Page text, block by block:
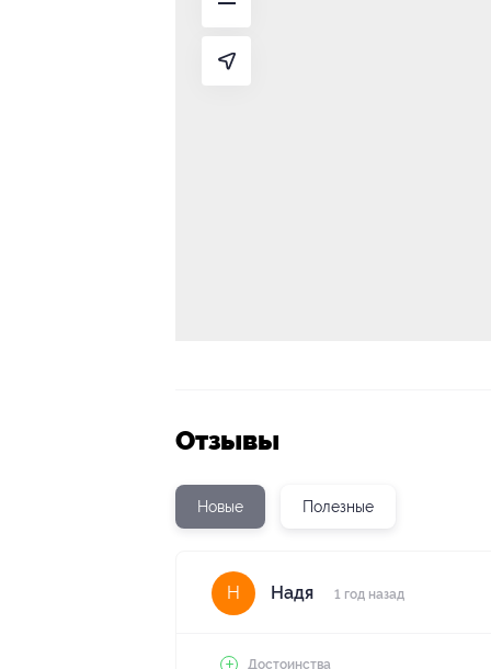
Отзывы
Новые Полезные
Н Надя 1 год назад
Достоинства